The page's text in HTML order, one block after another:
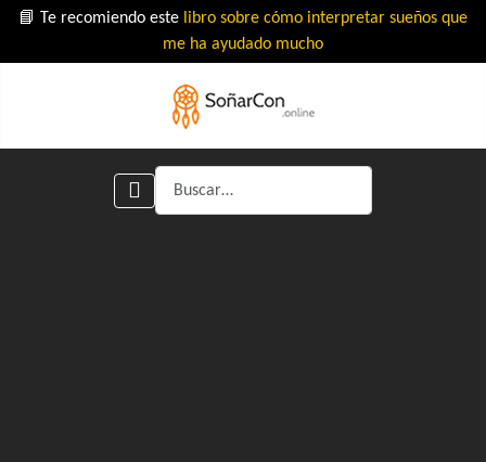
📘 Te recomiendo este libro sobre cómo interpretar sueños que
me ha ayudado mucho
Buscar